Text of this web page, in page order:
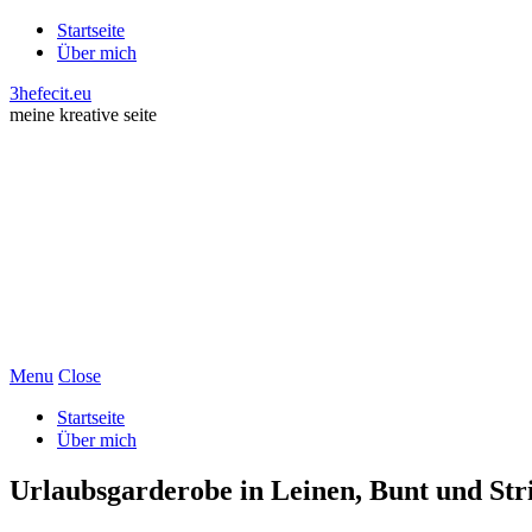
Startseite
Über mich
3hefecit.eu
meine kreative seite
Menu Close
Startseite
Über mich
Urlaubsgarderobe in Leinen, Bunt und